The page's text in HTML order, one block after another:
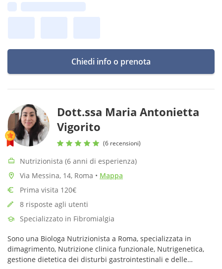
Chiedi info o prenota
Dott.ssa Maria Antonietta
Vigorito
(6 recensioni)
Nutrizionista (6 anni di esperienza)
Via Messina, 14, Roma • Mappa
Prima visita 120€
8 risposte agli utenti
Specializzato in Fibromialgia
Sono una Biologa Nutrizionista a Roma, specializzata in
dimagrimento, Nutrizione clinica funzionale, Nutrigenetica,
gestione dietetica dei disturbi gastrointestinali e delle